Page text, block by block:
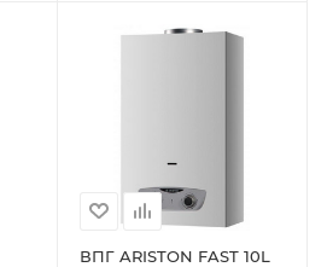
ВПГ ARISTON FAST 10L